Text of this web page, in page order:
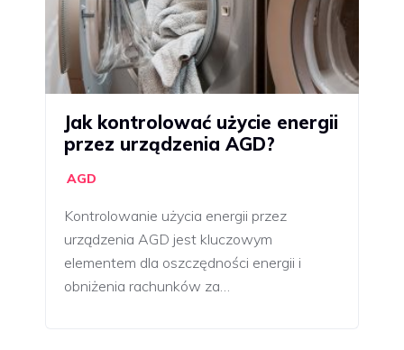
Jak kontrolować użycie energii
przez urządzenia AGD?
AGD
Kontrolowanie użycia energii przez
urządzenia AGD jest kluczowym
elementem dla oszczędności energii i
obniżenia rachunków za…